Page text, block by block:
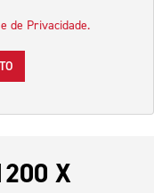
de Privacidade.
X